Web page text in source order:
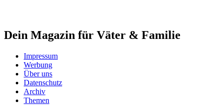
Dein Magazin für Väter & Familie
Impressum
Werbung
Über uns
Datenschutz
Archiv
Themen